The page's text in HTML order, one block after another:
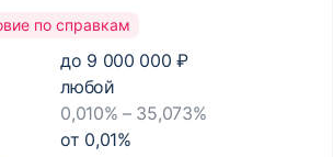
до 9 000 000 ₽
любой
0,010% – 35,073%
от 0,01%
по справкам